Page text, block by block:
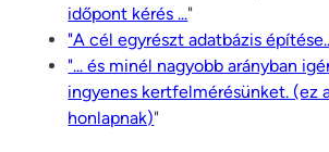
időpont kérés ..."
"A cél egyrészt adatbázis
"... és minél nagyobb arányban
ingyenes kertfelmérésünket. (ez
honlapnak)"